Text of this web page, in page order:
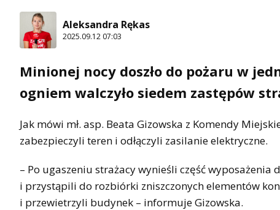
Aleksandra Rękas
2025.09.12 07:03
Minionej nocy doszło do pożaru w
ogniem walczyło siedem zastępów
Jak mówi mł. asp. Beata Gizowska z Komendy
zabezpieczyli teren i odłączyli zasilanie elektryczne.
– Po ugaszeniu strażacy wynieśli część wyposażenia
i przystąpili do rozbiórki zniszczonych elementów
i przewietrzyli budynek – informuje Gizowska.